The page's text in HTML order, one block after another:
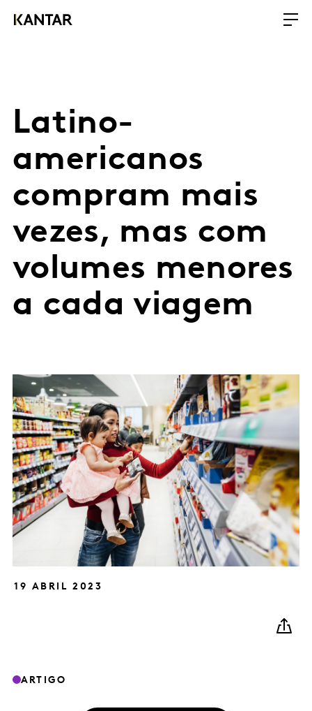
Latino-
americanos
compram mais
vezes, mas com
volumes menores
a cada viagem
19 ABRIL 2023
ARTIGO